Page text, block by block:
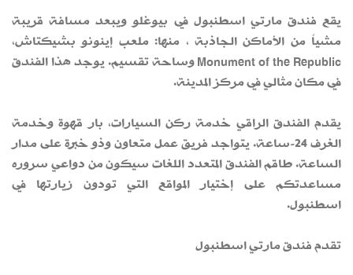
يقع فندق مارتي اسطنبول في بيوغلو ويبعد مسافة قريبة
مشياً من الأماكن الجاذبة ، منها: ملعب إينونو بشيكتاش،
Monument of the Republic وساحة تقسيم. يوجد هذا الفندق
في مكان مثالي في مركز المدينة.
يقدم الفندق الراقي خدمة ركن السيارات، بار قهوة وخدمة
الغرف 24-ساعة. يتواجد فريق عمل متعاون وذو خبرة على مدار
الساعة. طاقم الفندق المتعدد اللغات سيكون من دواعي سروره
مساعدتكم على إختيار المواقع التي تودون زيارتها في
اسطنبول.
تقدم فندق مارتي اسطنبول